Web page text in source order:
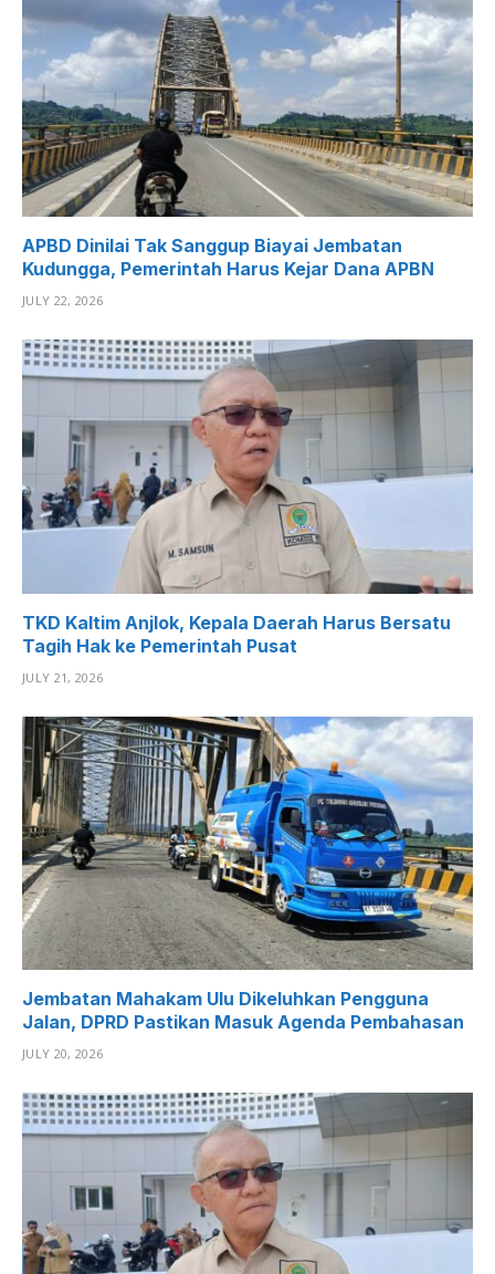
APBD Dinilai Tak Sanggup Biayai Jembatan
Kudungga, Pemerintah Harus Kejar Dana APBN
JULY 22, 2026
TKD Kaltim Anjlok, Kepala Daerah Harus Bersatu
Tagih Hak ke Pemerintah Pusat
JULY 21, 2026
Jembatan Mahakam Ulu Dikeluhkan Pengguna
Jalan, DPRD Pastikan Masuk Agenda Pembahasan
JULY 20, 2026